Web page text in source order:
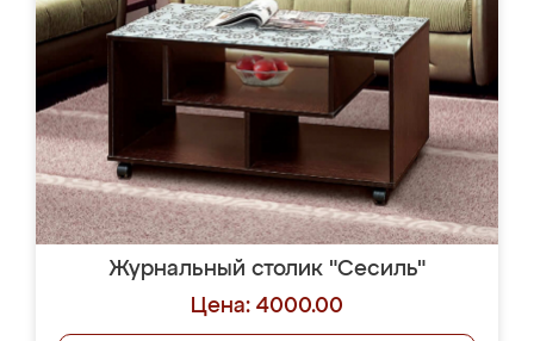
Журнальный столик "Сесиль"
Цена: 4000.00